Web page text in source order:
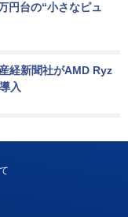
円台の“小さなピュ
経新聞社がAMD Ryz
入